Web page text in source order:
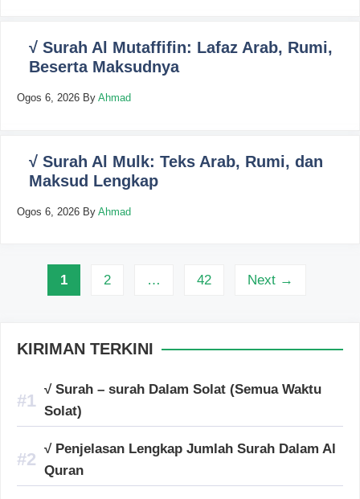
√ Surah Al Mutaffifin: Lafaz Arab, Rumi,
Beserta Maksudnya
Ogos 6, 2026 By Ahmad
√ Surah Al Mulk: Teks Arab, Rumi, dan
Maksud Lengkap
Ogos 6, 2026 By Ahmad
Page
1 Page
2 … Page
42 Next →
KIRIMAN TERKINI
√ Surah – surah Dalam Solat (Semua Waktu
Solat)
√ Penjelasan Lengkap Jumlah Surah Dalam Al
Quran